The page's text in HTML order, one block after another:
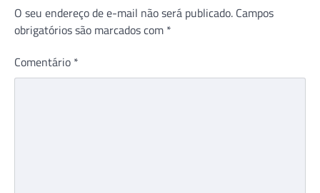
O seu endereço de e-mail não será publicado. Campos
obrigatórios são marcados com *
Comentário *